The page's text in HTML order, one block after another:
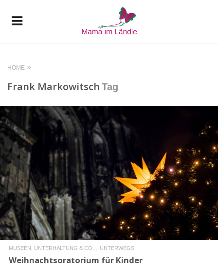
HOME
Frank Markowitsch Tag
READ MORE
MUSEEN, UNTERHALTUNG & CO. UNTERWEGS
Weihnachtsoratorium für Kinder